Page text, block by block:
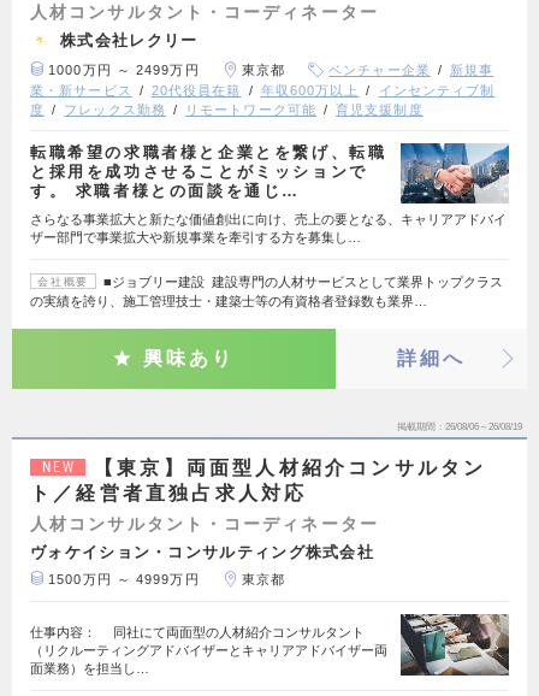
人材コンサルタント・コーディネーター
株式会社レクリー
1000万円 ～ 2499万円 東京都 ベンチャー企業
新規事
業・新サービス
20代役員在籍 年収600万以上
インセンティブ制
度
フレックス勤務 リモートワーク可能 育児支援制度
転職希望の求職者様と企業とを繋げ、転職
と採用を成功させることがミッションで
す。 求職者様との面談を通じ…
さらなる事業拡大と新たな価値創出に向け、売上の要となる、キャリアアドバイ
ザー部門で事業拡大や新規事業を牽引する方を募集し…
会社概要
■ジョブリー建設 建設専門の人材サービスとして業界トップクラス
の実績を誇り、施工管理技士・建築士等の有資格者登録数も業界…
興味あり 詳細へ
掲載期間 26/08/06～26/08/19
NEW
【東京】両面型人材紹介コンサルタン
ト／経営者直独占求人対応
人材コンサルタント・コーディネーター
ヴォケイション・コンサルティング株式会社
1500万円 ～ 4999万円 東京都
仕事内容： 同社にて両面型の人材紹介コンサルタント
（リクルーティングアドバイザーとキャリアアドバイザー両
面業務）を担当し…